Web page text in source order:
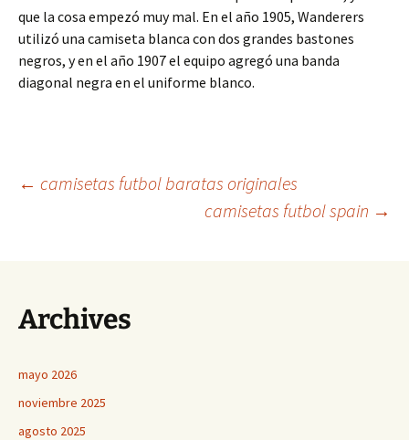
que la cosa empezó muy mal. En el año 1905, Wanderers
utilizó una camiseta blanca con dos grandes bastones
negros, y en el año 1907 el equipo agregó una banda
diagonal negra en el uniforme blanco.
Navegación
entradas
← camisetas futbol baratas originales
camisetas futbol spain →
Archives
mayo 2026
noviembre 2025
agosto 2025